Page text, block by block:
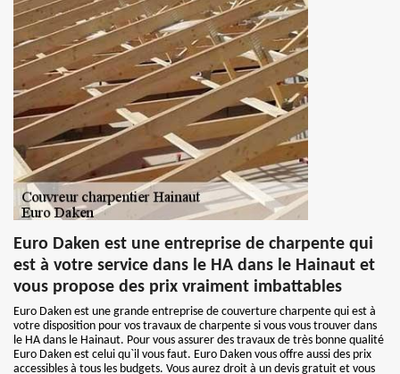
Euro Daken est une entreprise de charpente qui
est à votre service dans le HA dans le Hainaut et
vous propose des prix vraiment imbattables
Euro Daken est une grande entreprise de couverture charpente qui est à
votre disposition pour vos travaux de charpente si vous vous trouver dans
le HA dans le Hainaut. Pour vous assurer des travaux de très bonne qualité
Euro Daken est celui qu`il vous faut. Euro Daken vous offre aussi des prix
accessibles à tous les budgets. Vous aurez droit à un devis gratuit et vous